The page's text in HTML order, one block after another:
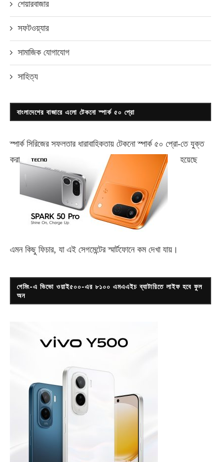
শেয়ারবাজার
সফটওয়্যার
সামাজিক যোগাযোগ
সাহিত্য
বাংলাদেশের বাজারে এলো টেকনো স্পার্ক ৫০ প্রো
স্পার্ক সিরিজের সফলতার ধারাবাহিকতায় টেকনোস্পার্ক ৫০ প্রো-তে যুক্ত
করা
হয়েছে
এমন কিছু ফিচার, যা এই সেগমেন্টের স্মার্টফোনে কম দেখা যায়।
গেমিং-এ ভিভো ওয়াই৫০০-এর ৮১০০ এমএএইচ ব্যাটারিতে লাইফ হবে ফুল
অন